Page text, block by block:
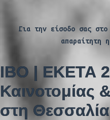
Για την είσοδο σας
απαραίτητη
ΙΒΟ | ΕΚΕΤΑ
Καινοτομίας
στη Θεσσαλία